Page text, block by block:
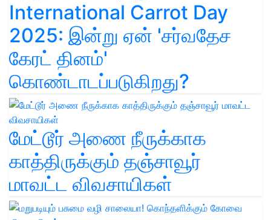
International Carrot Day
2025: இன்று ஏன் 'சர்வதேச
கேரட் தினம்'
கொண்டாடப்படுகிறது?
மேட்டூர் அணை நீருக்காக
காத்திருக்கும் தஞ்சாவூர்
மாவட்ட விவசாயிகள்